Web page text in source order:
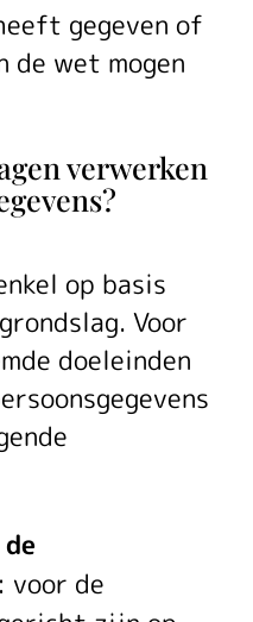
gegeven of
de wet mogen
verwerken
op basis
Voor
doeleinden
: voor de